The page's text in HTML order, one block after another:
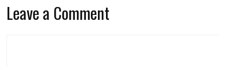
Leave a Comment